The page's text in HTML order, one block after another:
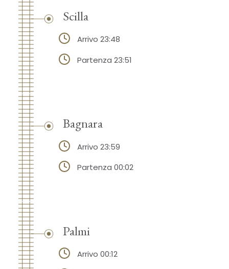
Scilla
Arrivo 23:48
Partenza 23:51
Bagnara
Arrivo 23:59
Partenza 00:02
Palmi
Arrivo 00:12